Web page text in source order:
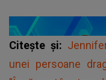
Citește și:
unei persoane